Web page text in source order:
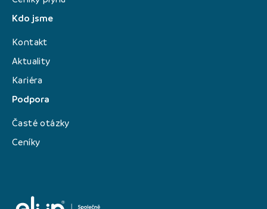
Kdo jsme
Kontakt
Aktuality
Kariéra
Podpora
Časté otázky
Ceníky